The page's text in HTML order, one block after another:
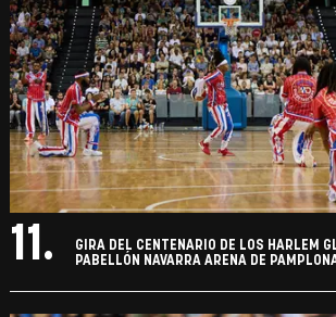
11.
GIRA DEL CENTENARIO DE LOS HARLEM
PABELLÓN NAVARRA ARENA DE